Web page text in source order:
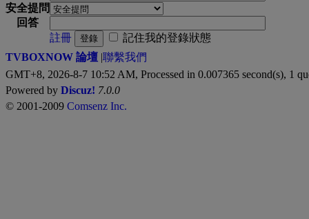
安全提問
回答
註冊
登錄
記住我的登錄狀態
TVBOXNOW 論壇 |聯繫我們
GMT+8, 2026-8-7 10:52 AM, Processed in 0.007365 second(s), 1
Powered by Discuz! 7.0.0
© 2001-2009 Comsenz Inc.